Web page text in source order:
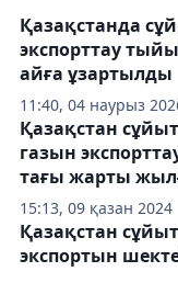
11:40, 04 наурыз
Қазақстанда
экспорттау
айға ұзартылды
15:13, 09 қазан 2024
Қазақстан
газын
тағы жарты
Қазақстан
экспортын